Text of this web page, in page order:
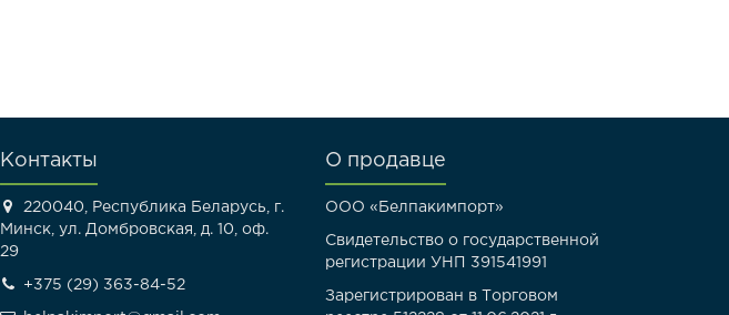
Контакты
220040, Республика Беларусь, г.
Минск, ул. Домбровская, д. 10, оф.
29
+375 (29) 363-84-52
О продавце
ООО «Белпакимпорт»
Свидетельство о государственной
регистрации УНП 391541991
Зарегистрирован в Торговом